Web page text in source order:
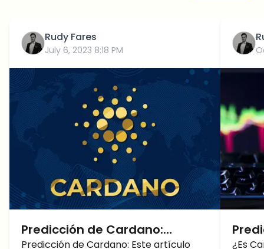
Rudy Fares
July 6, 2023 8:18 PM
Predicción de Cardano:
Predicción de Cardano: Este artículo ¿Es